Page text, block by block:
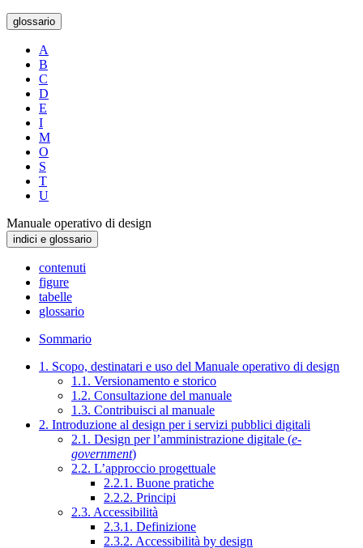
glossario
A
B
C
D
E
I
M
O
S
T
U
Manuale operativo di design
indici e glossario
contenuti
figure
tabelle
glossario
Sommario
1. Scopo, destinatari e uso del Manuale operativo di design
1.1. Versionamento e storico
1.2. Consultazione del manuale
1.3. Contribuisci al manuale
2. Introduzione al design per i servizi pubblici digitali
2.1. Design per l’amministrazione digitale (e-
government)
2.2. L’approccio progettuale
2.2.1. Buone pratiche
2.2.2. Principi
2.3. Accessibilità
2.3.1. Definizione
2.3.2. Accessibilità by design